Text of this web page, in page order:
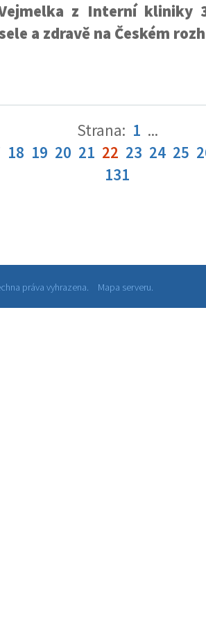
z Interní kliniky
a zdravě na Českém
Strana: 1 ...
18 19 20 21 22 23 24 25
131
práva vyhrazena. Mapa serveru.